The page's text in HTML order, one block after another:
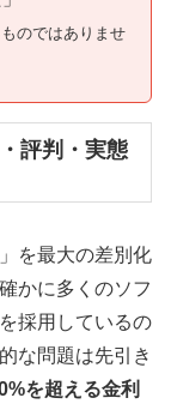
のではありませ
評判・実態
を最大の差別化
かに多くのソフ
採用しているの
な問題は先引き
を超える金利